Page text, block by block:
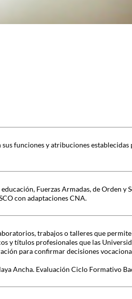
funciones y atribuciones
Fuerzas Armadas, de Orden y
con adaptaciones CNA.
trabajos o talleres que
y títulos profesionales que las
para confirmar decisiones
Ancha. Evaluación Ciclo Formativo